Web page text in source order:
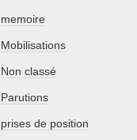
memoire
Mobilisations
Non classé
Parutions
prises de position